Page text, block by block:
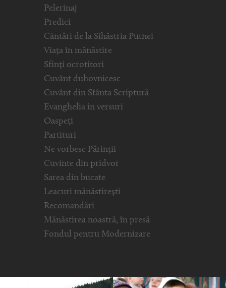
Pelerinaj
Predici
Cântări de la Sihăstria Putnei
Viața în mănăstire
Sfinți ocrotitori
Cuvânt duhovnicesc
Cuvânt din Sfânta Scriptură
Evanghelia in versuri
Oaspeți
Partituri
Ne vorbesc Părinții
Cuvinte din pridvor
Sarea din bucate
Leacuri mănăstirești
Recomandări
Mănăstirea noastră, în presă
Fondul pentru Modernizare